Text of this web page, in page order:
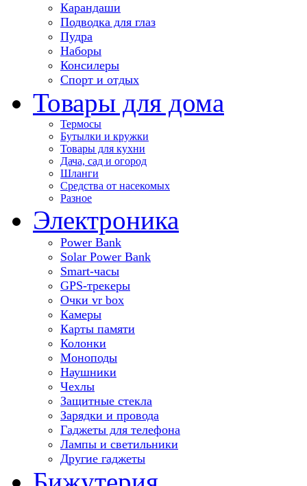
Карандаши
Подводка для глаз
Пудра
Наборы
Консилеры
Спорт и отдых
Товары для дома
Термосы
Бутылки и кружки
Товары для кухни
Дача, сад и огород
Шланги
Средства от насекомых
Разное
Электроника
Power Bank
Solar Power Bank
Smart-часы
GPS-трекеры
Очки vr box
Камеры
Карты памяти
Колонки
Моноподы
Наушники
Чехлы
Защитные стекла
Зарядки и провода
Гаджеты для телефона
Лампы и светильники
Другие гаджеты